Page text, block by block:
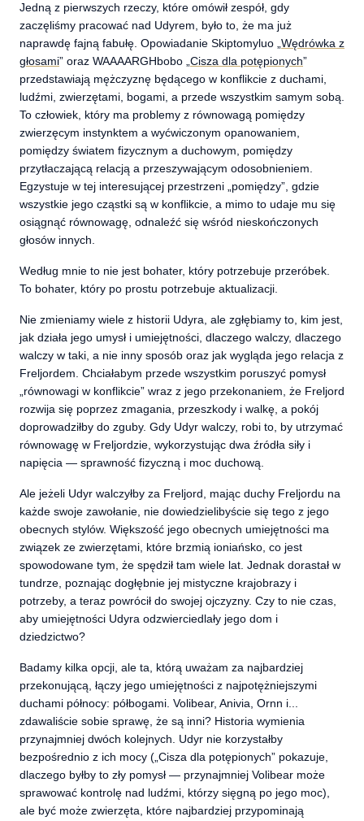
Jedną z pierwszych rzeczy, które omówił zespół, gdy
zaczęliśmy pracować nad Udyrem, było to, że ma już
naprawdę fajną fabułę. Opowiadanie Skiptomyluo „Wędrówka z
głosami” oraz WAAAARGHbobo „Cisza dla potępionych”
przedstawiają mężczyznę będącego w konflikcie z duchami,
ludźmi, zwierzętami, bogami, a przede wszystkim samym sobą.
To człowiek, który ma problemy z równowagą pomiędzy
zwierzęcym instynktem a wyćwiczonym opanowaniem,
pomiędzy światem fizycznym a duchowym, pomiędzy
przytłaczającą relacją a przeszywającym odosobnieniem.
Egzystuje w tej interesującej przestrzeni „pomiędzy”, gdzie
wszystkie jego cząstki są w konflikcie, a mimo to udaje mu się
osiągnąć równowagę, odnaleźć się wśród nieskończonych
głosów innych.
Według mnie to nie jest bohater, który potrzebuje przeróbek.
To bohater, który po prostu potrzebuje aktualizacji.
Nie zmieniamy wiele z historii Udyra, ale zgłębiamy to, kim jest,
jak działa jego umysł i umiejętności, dlaczego walczy, dlaczego
walczy w taki, a nie inny sposób oraz jak wygląda jego relacja z
Freljordem. Chciałabym przede wszystkim poruszyć pomysł
„równowagi w konflikcie” wraz z jego przekonaniem, że Freljord
rozwija się poprzez zmagania, przeszkody i walkę, a pokój
doprowadziłby do zguby. Gdy Udyr walczy, robi to, by utrzymać
równowagę w Freljordzie, wykorzystując dwa źródła siły i
napięcia — sprawność fizyczną i moc duchową.
Ale jeżeli Udyr walczyłby za Freljord, mając duchy Freljordu na
każde swoje zawołanie, nie dowiedzielibyście się tego z jego
obecnych stylów. Większość jego obecnych umiejętności ma
związek ze zwierzętami, które brzmią ioniańsko, co jest
spowodowane tym, że spędził tam wiele lat. Jednak dorastał w
tundrze, poznając dogłębnie jej mistyczne krajobrazy i
potrzeby, a teraz powrócił do swojej ojczyzny. Czy to nie czas,
aby umiejętności Udyra odzwierciedlały jego dom i
dziedzictwo?
Badamy kilka opcji, ale ta, którą uważam za najbardziej
przekonującą, łączy jego umiejętności z najpotężniejszymi
duchami północy: półbogami. Volibear, Anivia, Ornn i...
zdawaliście sobie sprawę, że są inni? Historia wymienia
przynajmniej dwóch kolejnych. Udyr nie korzystałby
bezpośrednio z ich mocy („Cisza dla potępionych” pokazuje,
dlaczego byłby to zły pomysł — przynajmniej Volibear może
sprawować kontrolę nad ludźmi, którzy sięgną po jego moc),
ale być może zwierzęta, które najbardziej przypominają